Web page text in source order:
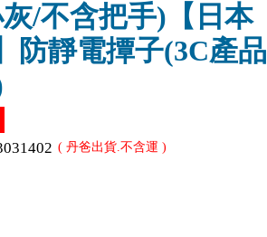
/不含把手)【日本
防靜電撢子(3C產品
( 丹爸出貨.不含運 )